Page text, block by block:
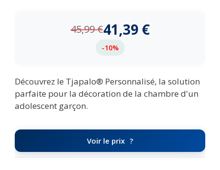
45,99€41,39 €
-10%
Découvrez le Tjapalo® Personnalisé, la solution
parfaite pour la décoration de la chambre d'un
adolescent garçon.
Voir le prix